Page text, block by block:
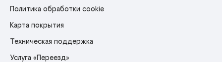
Политика обработки cookie
Карта покрытия
Техническая поддержка
Услуга «Переезд»